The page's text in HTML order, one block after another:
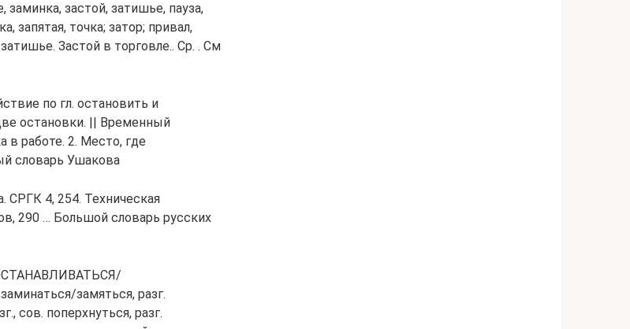
застой, затишье, пауза,
запятая, точка; затор; привал,
Застой в торговле.. Ср. . См
по гл. остановить и
остановки. || Временный
в работе. 2. Место, где
словарь Ушакова
СРГК 4, 254. Техническая
290 … Большой словарь русских
замяться, разг.
сов. поперхнуться, разг.